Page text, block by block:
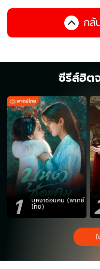
กลั
ซีรีส์ฮิต
1 บุหงาซ่อนคม (พากย์
ไทย)